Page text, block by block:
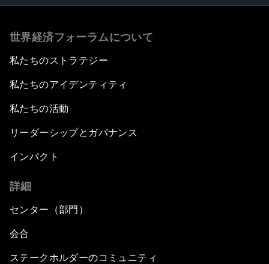
世界経済フォーラムについて
私たちのストラテジー
私たちのアイデンティティ
私たちの活動
リーダーシップとガバナンス
インパクト
詳細
センター（部門）
会合
ステークホルダーのコミュニティ